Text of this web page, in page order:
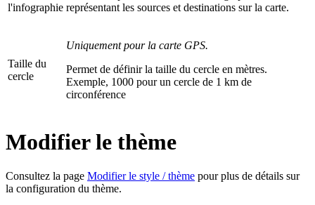
l'infographie représentant les sources et destinations sur la carte.
Taille du
cercle
Uniquement pour la carte GPS.
Permet de définir la taille du cercle en mètres.
Exemple, 1000 pour un cercle de 1 km de
circonférence
Modifier le thème
Consultez la page Modifier le style / thème pour plus de détails sur
la configuration du thème.